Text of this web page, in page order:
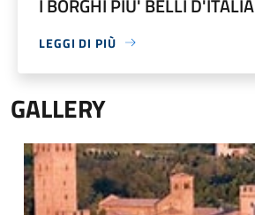
I BORGHI PIU' BELLI D'ITALIA
LEGGI DI PIÙ
GALLERY
Veduta del Borgo